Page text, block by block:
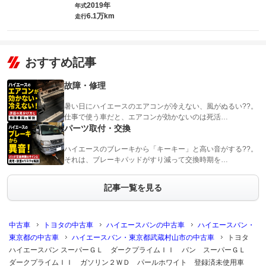
年式2019年
走行6.1万km
おすすめ記事
故障・修理
暑い日にハイエースのエアコンが冷えない、風がぬるい??。
仕事で使う車だと、エアコンが効かないのは死活…
パーツ取付・交換
ハイエースのブレーキから「キーキー」と高い音がする??。
それは、ブレーキパッドがすり減って交換時期を…
記事一覧を見る
中古車 トヨタの中古車 ハイエースバンの中古車
ハイエースバン・
東京都の中古車
ハイエースバン・東京都武蔵村山市の中古車
トヨタ
ハイエースバン スーパーＧＬ ダークプライムＩＩ バン スーパーＧＬ
ダークプライムＩＩ ガソリン２ＷＤ パールホワイト 登録済未使用車